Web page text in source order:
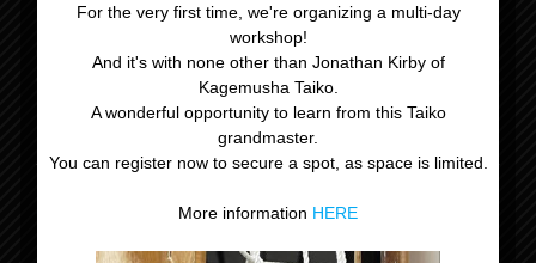
betaalgegevens, pas na betaling is je plaatsje in de workshop
definitief. Mochten de workshops door omstandigheden niet
door kunnen gaan krijg je uiteraard je geld teruggestort.
Workshop Frank Dubberke
– Wadokyo (niv 1)
For the very first time, we're organizing a multi-day
workshop!
And it's with none other than Jonathan Kirby of
Kagemusha Taiko.
A wonderful opportunity to learn from this Taiko
grandmaster.
You can register now to secure a spot, as space is limited.
More information HERE